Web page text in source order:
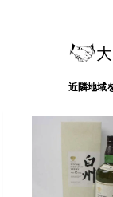
近隣地域